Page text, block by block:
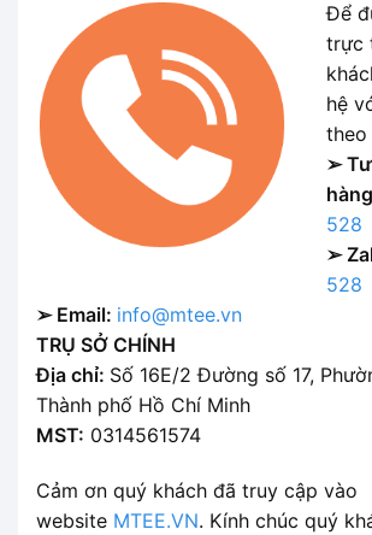
Để
trực
hệ
theo
➢
528
➢
528
➢ Email: info@mtee.vn
TRỤ SỞ CHÍNH
Địa chỉ: Số 16E/2 Đường số 17,
Thành phố Hồ Chí Minh
MST: 0314561574
Cảm ơn quý khách đã truy cập vào
website MTEE.VN. Kính chúc quý